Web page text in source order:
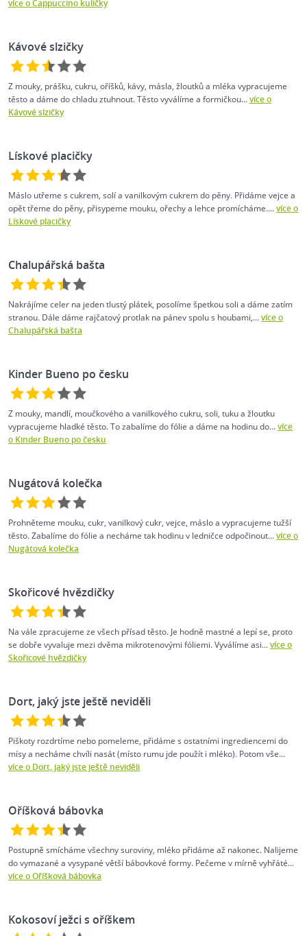
více o Cappuccino kuličky
Kávové slzičky
Z mouky, prášku, cukru, oříšků, kávy, másla, žloutků a mléka vypracujeme
těsto a dáme do chladu ztuhnout. Těsto vyválíme a formičkou...více o
Kávové slzičky
Lískové placičky
Máslo utřeme s cukrem, solí a vanilkovým cukrem do pěny. Přidáme vejce a
opět třeme do pěny, přisypeme mouku, ořechy a lehce promícháme....více o
Lískové placičky
Chalupářská bašta
Nakrájíme celer na jeden tlustý plátek, posolíme špetkou soli a dáme zatím
stranou. Dále dáme rajčatový protlak na pánev spolu s houbami,...více o
Chalupářská bašta
Kinder Bueno po česku
Z mouky, mandlí, moučkového a vanilkového cukru, soli, tuku a žloutku
vypracujeme hladké těsto. To zabalíme do fólie a dáme na hodinu do...více
o Kinder Bueno po česku
Nugátová kolečka
Prohněteme mouku, cukr, vanilkový cukr, vejce, máslo a vypracujeme tužší
těsto. Zabalíme do fólie a necháme tak hodinu v ledničce odpočinout...více o
Nugátová kolečka
Skořicové hvězdičky
Na vále zpracujeme ze všech přísad těsto. Je hodně mastné a lepí se, proto
se dobře vyvaluje mezi dvěma mikrotenovými fóliemi. Vyválíme asi...více o
Skořicové hvězdičky
Dort, jaký jste ještě neviděli
Piškoty rozdrtíme nebo pomeleme, přidáme s ostatními ingrediencemi do
mísy a necháme chvíli nasát (místo rumu jde použít i mléko). Potom vše...
více o Dort, jaký jste ještě neviděli
Oříšková bábovka
Postupně smícháme všechny suroviny, mléko přidáme až nakonec. Nalijeme
do vymazané a vysypané větší bábovkové formy. Pečeme v mírně vyhřáté...
více o Oříšková bábovka
Kokosoví ježci s oříškem